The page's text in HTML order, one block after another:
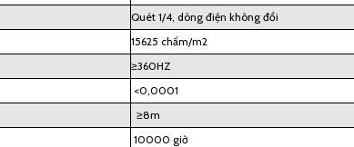
Quét 1/4, dòng điện không đổi
15625 chấm/m2
≥360HZ
<0,0001
≥8m
10000 giờ